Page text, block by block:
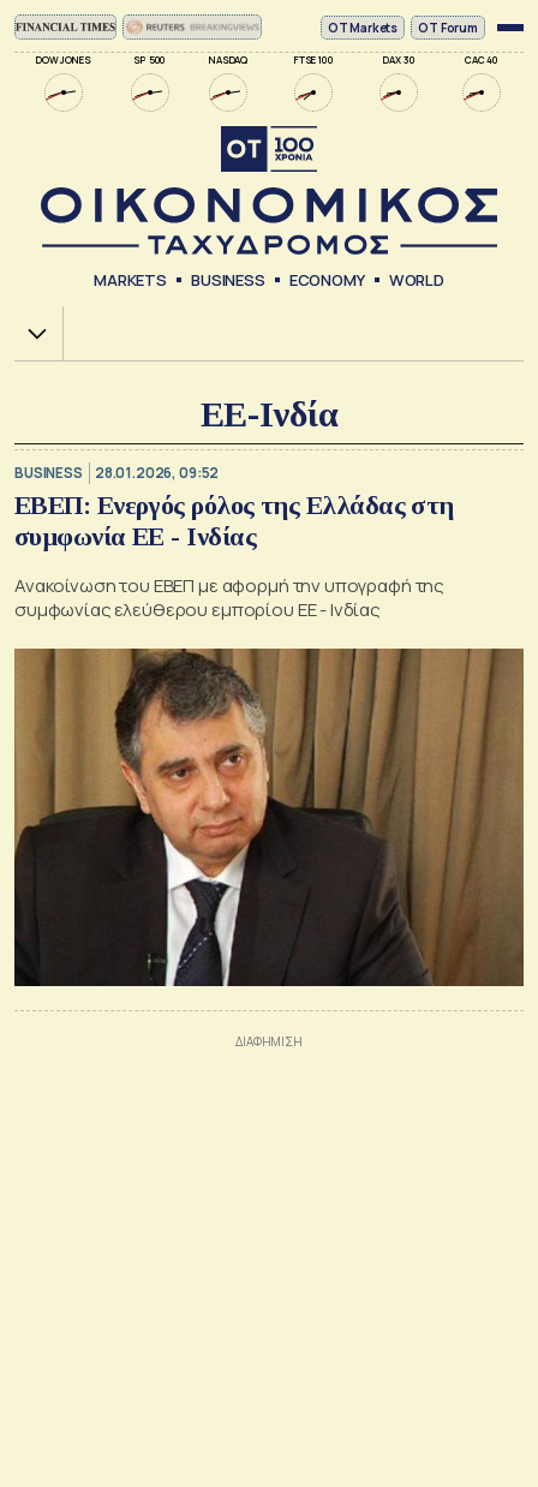
DOW JONES SP 500 NASDAQ FTSE 100 DAX 30 CAC 40
ΟΤ Markets OT Forum
MARKETS BUSINESS ECONOMY WORLD
Χ.Α.
ΕΕ-Ινδία
BUSINESS 28.01.2026, 09:52
ΕΒΕΠ: Ενεργός ρόλος της Ελλάδας στη
συμφωνία ΕΕ - Ινδίας
Ανακοίνωση του ΕΒΕΠ με αφορμή την υπογραφή της
συμφωνίας ελεύθερου εμπορίου ΕΕ - Ινδίας